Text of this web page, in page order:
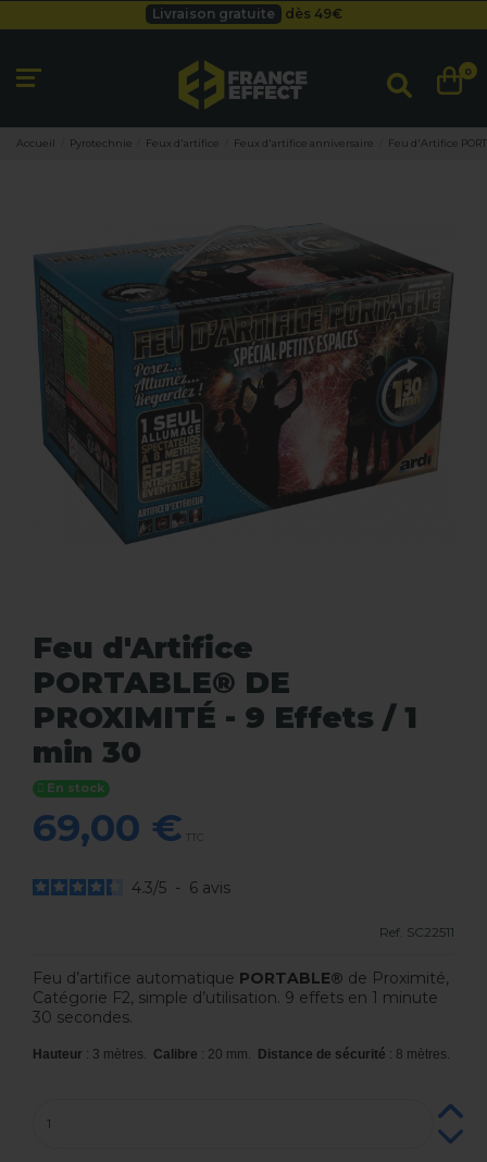
Besoin d'un devis pro ?
Cliquez ici
0
Accueil Pyrotechnie Feux d'artifice Feux d'artifice anniversaire Feu d'Artifice
Feu d'Artifice
PORTABLE® DE
PROXIMITÉ - 9 Effets / 1
min 30
En stock
69,00 € TTC
4.3/5 - 6 avis
Ref. SC22511
Feu d’artifice automatique PORTABLE® de Proximité,
Catégorie F2, simple d’utilisation. 9 effets en 1 minute
30 secondes.
Hauteur : 3 mètres. Calibre : 20 mm. Distance de sécurité : 8 mètres.